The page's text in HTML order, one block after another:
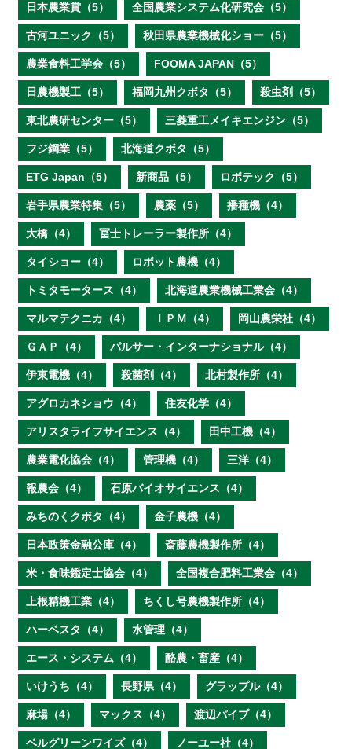
日本農業賞（5） 全国農業システム化研究会（5）
古河ユニック（5） 秋田県農業機械化ショー（5）
農業食料工学会（5） FOOMA JAPAN（5）
日農機製工（5） 福岡九州クボタ（5） 殺虫剤（5）
東北農研センター（5） 三菱重工メイキエンジン（5）
フジ鋼業（5） 北海道クボタ（5）
ETG Japan（5） 新商品（5） ロボテック（5）
岩手県農業特集（5） 農薬（5） 播種機（4）
大橋（4） 冨士トレーラー製作所（4）
タイショー（4） ロボット農機（4）
トミタモータース（4） 北海道農業機械工業会（4）
マルマテクニカ（4） ＩＰＭ（4） 岡山農栄社（4）
ＧＡＰ（4） パルサー・インターナショナル（4）
伊東電機（4） 殺菌剤（4） 北村製作所（4）
アグロカネショウ（4） 住友化学（4）
アリスタライフサイエンス（4） 田中工機（4）
農業電化協会（4） 管理機（4） 三洋（4）
報農会（4） 石原バイオサイエンス（4）
みちのくクボタ（4） 金子農機（4）
日本政策金融公庫（4） 斎藤農機製作所（4）
米・食味鑑定士協会（4） 全国複合肥料工業会（4）
上根精機工業（4） ちくし号農機製作所（4）
ハーベスタ（4） 水管理（4）
エース・システム（4） 酪農・畜産（4）
いけうち（4） 長野県（4） グラップル（4）
麻場（4） マックス（4） 渡辺パイプ（4）
ベルグリーンワイズ（4） ノーユー社（4）